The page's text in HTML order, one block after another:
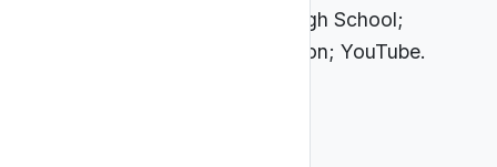
Astronomy; High School;
BNCC; Scientific Dissemination; YouTube.